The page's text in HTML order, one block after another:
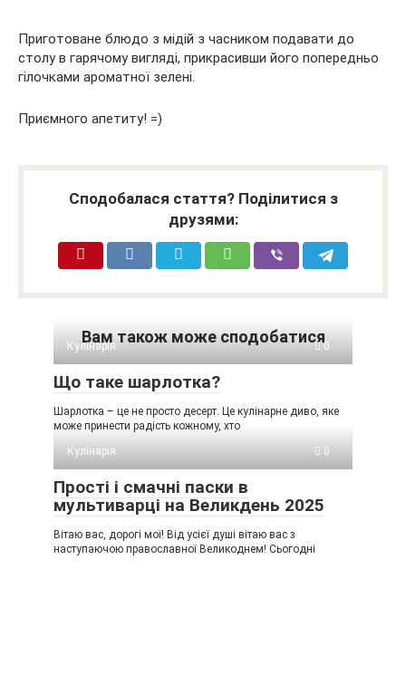
Приготоване блюдо з мідій з часником подавати до
столу в гарячому вигляді, прикрасивши його попередньо
гілочками ароматної зелені.
Приємного апетиту! =)
Сподобалася стаття? Поділитися з
друзями:
Вам також може сподобатися
Кулінарія 0
Що таке шарлотка?
Шарлотка – це не просто десерт. Це кулінарне диво, яке
може принести радість кожному, хто
Кулінарія
0
Прості і смачні паски в
мультиварці на Великдень 2025
Вітаю вас, дорогі мої! Від усієї душі вітаю вас з
наступаючою православної Великоднем! Сьогодні